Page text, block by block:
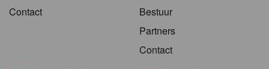
Contact
Bestuur
Partners
Contact